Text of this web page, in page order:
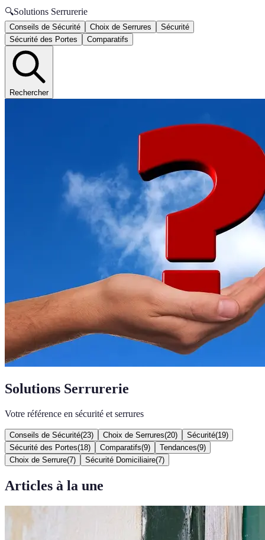
🔍Solutions Serrurerie
Conseils de Sécurité Choix de Serrures
Sécurité
Sécurité des Portes
Comparatifs
Rechercher
Solutions Serrurerie
Votre référence en sécurité et serrures
Conseils de Sécurité(23) Choix de Serrures(20) Sécurité(19)
Sécurité des Portes(18) Comparatifs(9) Tendances(9)
Choix de Serrure(7) Sécurité Domiciliaire(7)
Articles à la une